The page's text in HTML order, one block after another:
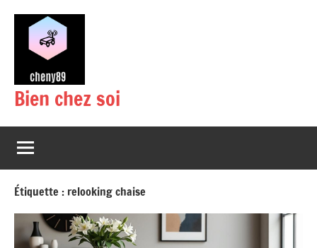
contenu
Bien chez soi
Étiquette : relooking chaise